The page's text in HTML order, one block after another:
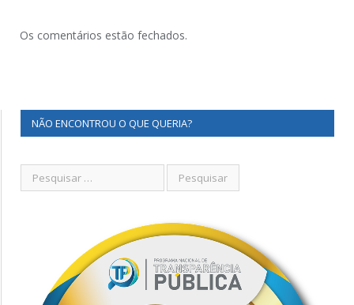
Os comentários estão fechados.
NÃO ENCONTROU O QUE QUERIA?